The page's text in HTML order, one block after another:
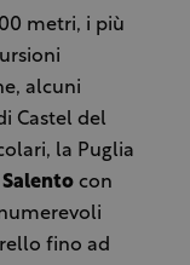
metri, i più
alcuni
Castel del
la Puglia
Salentocon
fino ad